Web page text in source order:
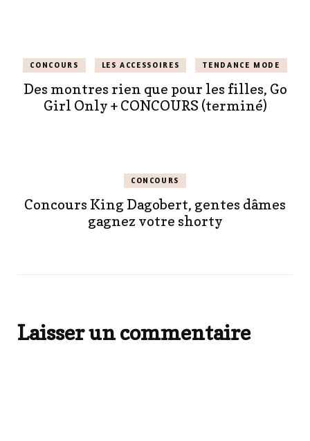
CONCOURS LES ACCESSOIRES TENDANCE MODE
Des montres rien que pour les filles, Go
Girl Only + CONCOURS (terminé)
CONCOURS
Concours King Dagobert, gentes dâmes
gagnez votre shorty
Laisser un commentaire